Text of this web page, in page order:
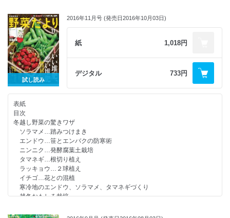
【連載】木嶋先生の比べてわかる野菜の“性格” 第12回 けっこう大食漢
ゴーヤと驚くほど少食スイカ
【連載】1平方メートルからはじめる「自然菜園」(19)［最終回］草を活
かせばサトイモとショウガの土寄せの労力が抑えられる！
野菜自給率は、なんと99％！ 夫婦で織りなす畑と食卓
みんなの野菜だより
行列のできる 野菜だより相談所
イベント＆新刊情報
読者アンケート
野菜よろず瓦版
【連載】岡本よりたかさんのプランターでつくる持続可能菜園［最終
回］ タネを知り、タネをまく
【連載】各地域から届く、季節の野菜づくりレポート 我が家の畑しごと
［2月～3月］
読者プレゼント
試してよかった！ 気になるグッズ システムファームでもっと身近に家庭
菜園
別冊付録 野菜を育てる土をつくる！ 有機質肥料 使い方ガイド
クワイ
【連載】福田流ノンストップ超混植栽培(6) 病気に強くなる“断根胚軸挿
し木育苗”
夏野菜の苗づくり教室
田中寿恭さんに教わる お手軽ベランダ育苗
竹内孝功さんに教わる 苗がもっと元気になる 達人のスゴ技
話題の新品種野菜32
ニンジンの“節分まき”栽培
【連載】木嶋先生の比べてわかる野菜の“性格” 第11回 1人で育ちたいホ
【連載】1平方メートルからはじめる「自然菜園」(18) 春から始める野
菜リレーでハクサイとニンジンを成功させる！
みんなの野菜だより
行列のできる 野菜だより相談所
イベント＆新刊情報
次号予告／編集後記
読者アンケート
野菜よろず瓦版
【連載】岡本よりたかさんのプランターでつくる持続可能菜園(5) 根の
秘密
試し読み
2016年11月号 (発売日2016年10月03日)
紙 1,018円
デジタル 733円
表紙
目次
冬越し野菜の驚きワザ
ソラマメ…踏みつけまき
エンドウ…笹とエンバクの防寒術
ニンニク…発酵腐葉土栽培
タマネギ…根切り植え
ラッキョウ…２球植え
イチゴ…花との混植
寒冷地のエンドウ、ソラマメ、タマネギづくり
越冬おもしろ栽培
part 1 堆肥を見極める